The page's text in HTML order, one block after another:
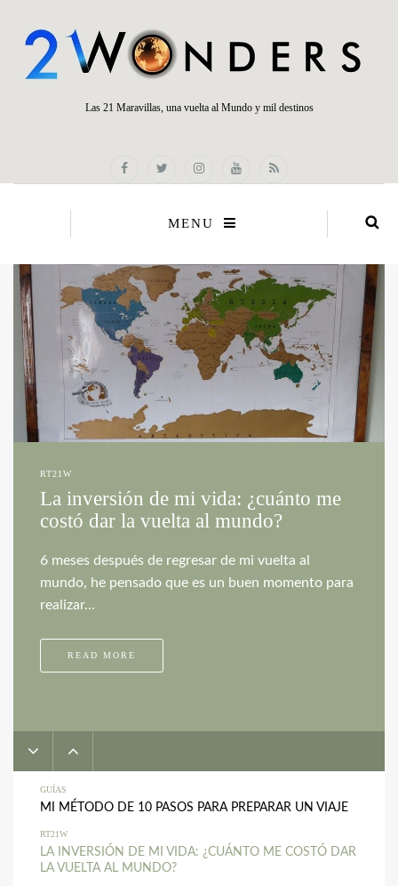
Las 21 Maravillas, una vuelta al Mundo y mil destinos
MENU
RT21W
La inversión de mi vida: ¿cuánto me
costó dar la vuelta al mundo?
6 meses después de regresar de mi vuelta al
mundo, he pensado que es un buen momento para
realizar...
READ MORE
GUÍAS
MI MÉTODO DE 10 PASOS PARA PREPARAR UN VIAJE
RT21W
LA INVERSIÓN DE MI VIDA: ¿CUÁNTO ME COSTÓ DAR
LA VUELTA AL MUNDO?